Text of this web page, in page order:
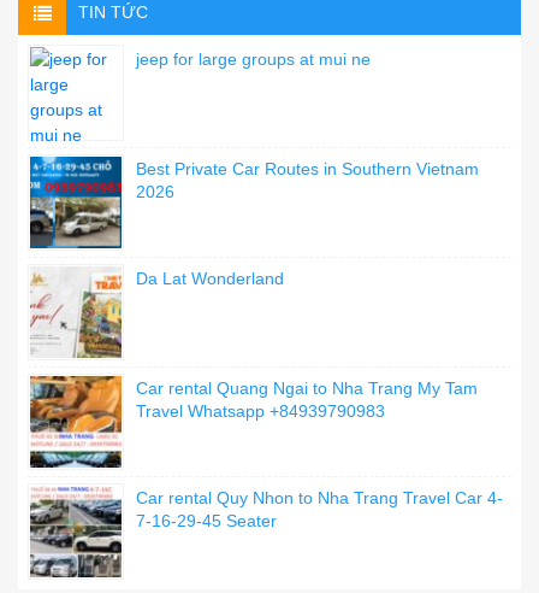
TIN TỨC
jeep for large groups at mui ne
Best Private Car Routes in Southern Vietnam
2026
Da Lat Wonderland
Car rental Quang Ngai to Nha Trang My Tam
Travel Whatsapp +84939790983
Car rental Quy Nhon to Nha Trang Travel Car 4-
7-16-29-45 Seater